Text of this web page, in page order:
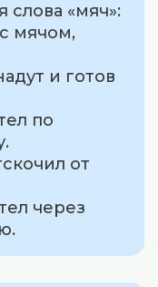
«мяч»:
мячом,
и готов
по
от
через